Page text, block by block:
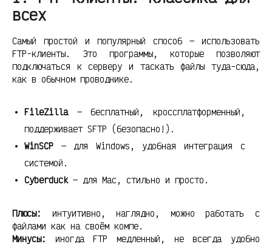
всех
Самый простой и популярный способ — использовать
FTP-клиенты. Это программы, которые позволяют
подключаться к серверу и таскать файлы туда-сюда,
как в обычном проводнике.
FileZilla— бесплатный, кроссплатформенный,
поддерживает SFTP (безопасно!).
WinSCP — для Windows, удобная интеграция с
системой.
Cyberduck— для Mac, стильно и просто.
Плюсы:
интуитивно, наглядно, можно работать с
файлами как на своём компе.
Минусы:
иногда FTP медленный, не всегда удобно